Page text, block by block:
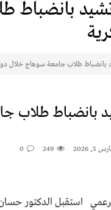
تشيد
بانضباط طلاب جامعة سوهاج خلال
بانضباط طلاب
5, 2026
249
0
​استقبل الدكتور حسان